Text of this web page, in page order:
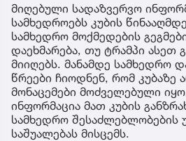
მიღებული სადაზვერვო
სამხედროებს კუბის
სამხედრო მოქმედების
დაეხმარება, თუ ტრამპი ასეთ
მიიღებს. მანამდე სამხედრო
წრეები ჩიოდნენ, რომ კუბაზე
მონაცემები მოძველებული
ინფორმაცია მათ კუბის
სამხედრო შესაძლებლობების
საშუალებას მისცემს.